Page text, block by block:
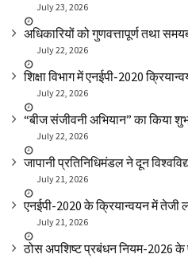
July 23, 2026
अधिकारियों को गुणवत्तापूर्ण तथा
July 22, 2026
शिक्षा विभाग में एनईपी-2020
July 22, 2026
“बीज संजीवनी अभियान” का किया
July 22, 2026
जापानी प्रतिनिधिमंडल ने दून
July 21, 2026
एनईपी-2020 के क्रियान्वयन में तेजी
July 21, 2026
ठोस अपशिष्ट प्रबंधन नियम-2026 के